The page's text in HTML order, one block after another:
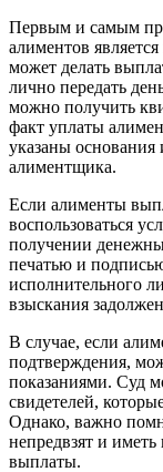
Первым и самым
алиментов
может делать
лично передать
можно получить
факт уплаты
указаны
алиментщика.
Если алименты
воспользоваться
получении
печатью и
исполнительного
взыскания
В случае, если
подтверждения,
показаниями. Суд
свидетелей,
Однако, важно
непредвзят и
выплаты.